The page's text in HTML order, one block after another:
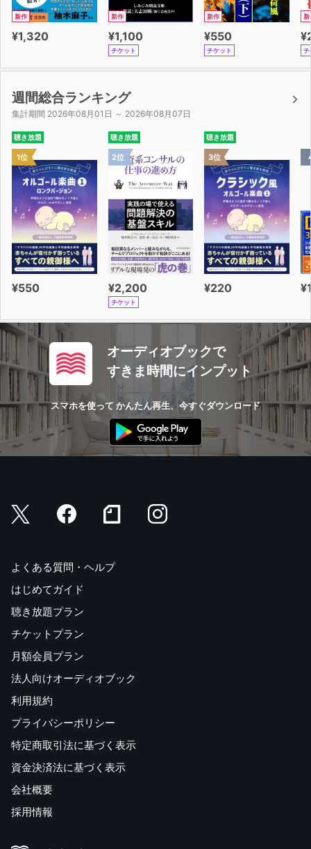
新作
¥1,320
新作
¥1,100
チケット
新作
¥550
チケット
新
チ
週間総合ランキング
集計期間 2026年08月01日 ～ 2026年08月07日
聴き放題
1位
¥550
聴き放題
2位
¥2,200
チケット
聴き放題
3位
¥220
オーディオブックで
すきま時間にインプット
スマホを使って かんたん再生、今すぐダウンロード
よくある質問・ヘルプ
はじめてガイド
聴き放題プラン
チケットプラン
月額会員プラン
法人向けオーディオブック
利用規約
プライバシーポリシー
特定商取引法に基づく表示
資金決済法に基づく表示
会社概要
採用情報